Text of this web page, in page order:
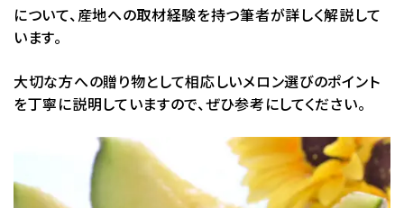
について、産地への取材経験を持つ筆者が詳しく解説して
います。
大切な方への贈り物として相応しいメロン選びのポイント
を丁寧に説明していますので、ぜひ参考にしてください。